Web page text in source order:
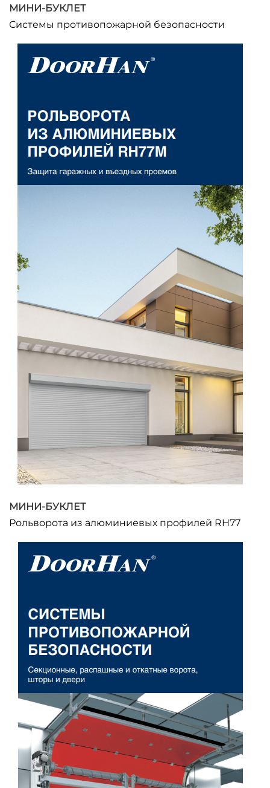
МИНИ-БУКЛЕТ
Системы противопожарной безопасности
МИНИ-БУКЛЕТ
Рольворота из алюминиевых профилей RH77